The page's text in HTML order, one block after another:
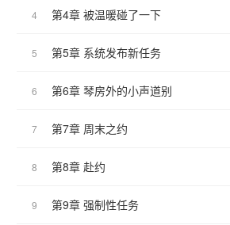
4 第4章 被温暖碰了一下
5 第5章 系统发布新任务
6 第6章 琴房外的小声道别
7 第7章 周末之约
8 第8章 赴约
9 第9章 强制性任务